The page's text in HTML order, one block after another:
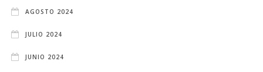
AGOSTO 2024
JULIO 2024
JUNIO 2024